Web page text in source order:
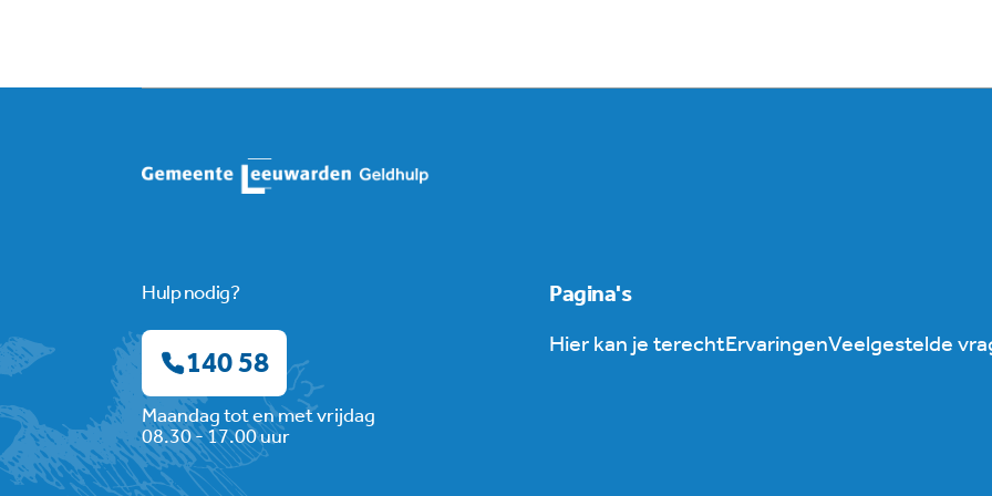
Hulp nodig?
140 58
Maandag tot en met vrijdag
08.30 - 17.00 uur
Pagina's
Hier kan je terechtErvaringenVeelgestelde